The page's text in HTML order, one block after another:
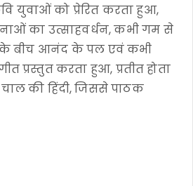
युवाओं को प्रेरित करता हुआ,
का उत्साहवर्धन, कभी गम से
के बीच आनंद के पल एवं कभी
प्रस्तुत करता हुआ, प्रतीत होता
की हिंदी, जिससे पाठक